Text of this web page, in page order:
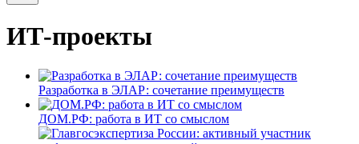
ИТ-проекты
Разработка в ЭЛАР: сочетание преимуществ
ДОМ.РФ: работа в ИТ со смыслом